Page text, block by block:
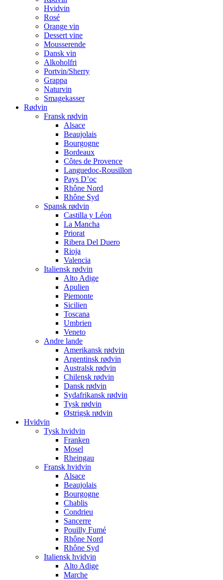
Hvidvin
Rosé
Orange vin
Dessert vine
Mousserende
Dansk vin
Alkoholfri
Portvin/Sherry
Grappa
Naturvin
Smagekasser
Rødvin
Fransk rødvin
Alsace
Beaujolais
Bourgogne
Bordeaux
Côtes de Provence
Languedoc-Rousillon
Pays D’oc
Rhône Nord
Rhône Syd
Spansk rødvin
Castilla y Léon
La Mancha
Priorat
Ribera Del Duero
Rioja
Valencia
Italiensk rødvin
Alto Adige
Apulien
Piemonte
Sicilien
Toscana
Umbrien
Veneto
Andre lande
Amerikansk rødvin
Argentinsk rødvin
Australsk rødvin
Chilensk rødvin
Dansk rødvin
Sydafrikansk rødvin
Tysk rødvin
Østrigsk rødvin
Hvidvin
Tysk hvidvin
Franken
Mosel
Rheingau
Fransk hvidvin
Alsace
Beaujolais
Bourgogne
Chablis
Condrieu
Sancerre
Pouilly Fumé
Rhône Nord
Rhône Syd
Italiensk hvidvin
Alto Adige
Marche